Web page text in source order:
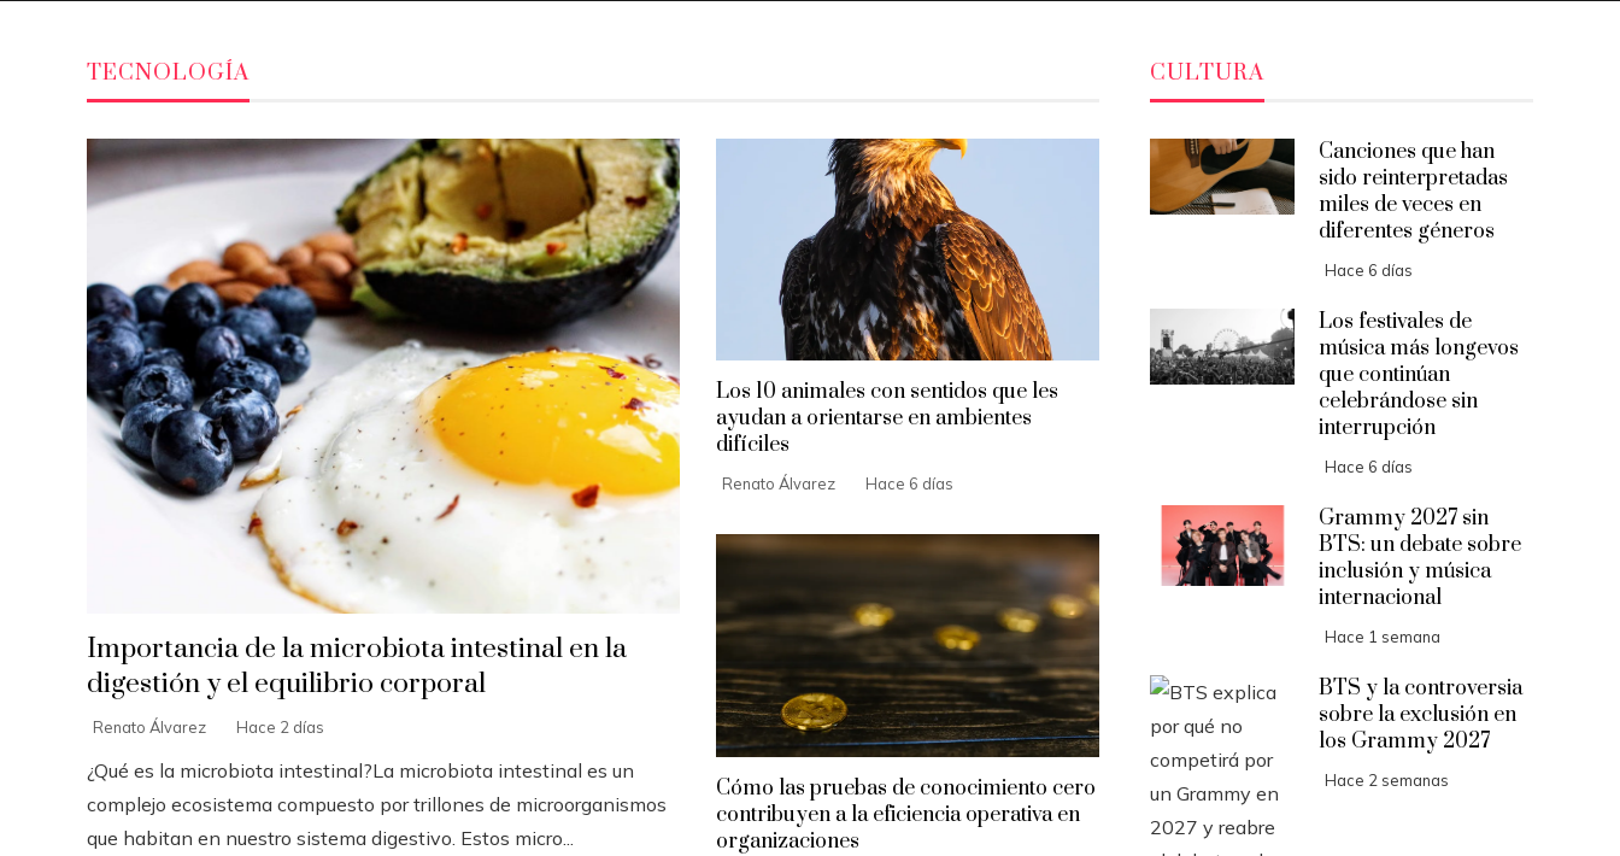
TECNOLOGÍA
Importancia de la microbiota intestinal en la
digestión y el equilibrio corporal
Renato Álvarez Hace 2 días
¿Qué es la microbiota intestinal?La microbiota intestinal es un
complejo ecosistema compuesto por trillones de microorganismos
que habitan en nuestro sistema digestivo. Estos micro...
Los 10 animales con sentidos que les
ayudan a orientarse en ambientes
difíciles
Renato Álvarez Hace 6 días
Cómo las pruebas de conocimiento cero
contribuyen a la eficiencia operativa en
organizaciones
CULTURA
Canciones que han
sido reinterpretadas
miles de veces en
diferentes géneros
Hace 6 días
Los festivales de
música más longevos
que continúan
celebrándose sin
interrupción
Hace 6 días
Grammy 2027 sin
BTS: un debate sobre
inclusión y música
internacional
Hace 1 semana
BTS y la controversia
sobre la exclusión en
los Grammy 2027
Hace 2 semanas